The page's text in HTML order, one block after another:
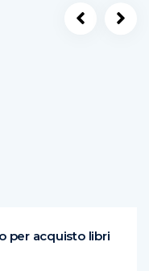
per acquisto libri